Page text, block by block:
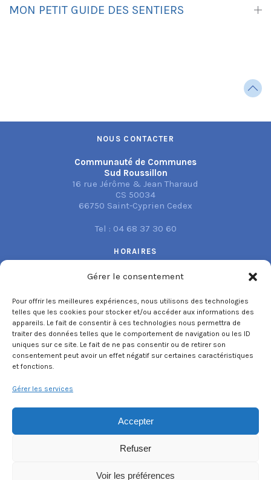
Gérer le consentement
Pour offrir les meilleures expériences, nous utilisons des technologies
telles que les cookies pour stocker et/ou accéder aux informations des
appareils. Le fait de consentir à ces technologies nous permettra de
traiter des données telles que le comportement de navigation ou les ID
uniques sur ce site. Le fait de ne pas consentir ou de retirer son
consentement peut avoir un effet négatif sur certaines caractéristiques
et fonctions.
Gérer les services
Accepter
Refuser
Voir les préférences
MON PETIT GUIDE DES SENTIERS
NOUS CONTACTER
Communauté de Communes
Sud Roussillon
16 rue Jérôme & Jean Tharaud
CS 50034
66750 Saint-Cyprien Cedex
Tel : 04 68 37 30 60
HORAIRES
Nos bureaux sont ouverts
de 8h à 12h et de 13h30 à 17h30
sauf le vendredi de 13h30 à 16h30
NOUS SUIVRE